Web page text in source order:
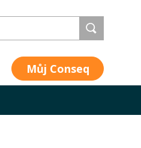
Můj Conseq